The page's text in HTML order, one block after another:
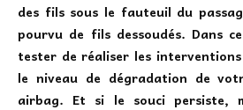
des fils sous le fauteuil du
pourvu de fils dessoudés. Dans
tester de réaliser les
le niveau de dégradation de
airbag. Et si le souci persiste,